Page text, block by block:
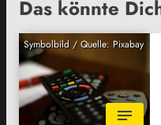
Das könnte
Symbolbild / Quelle: Pixabay